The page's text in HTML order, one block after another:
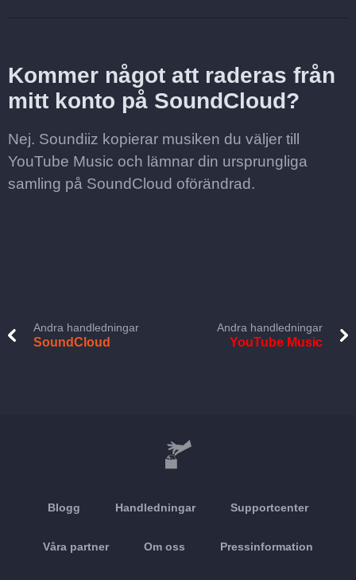
Kommer något att raderas från
mitt konto på SoundCloud?
Nej. Soundiiz kopierar musiken du väljer till
YouTube Music och lämnar din ursprungliga
samling på SoundCloud oförändrad.
Andra handledningar
SoundCloud
Andra handledningar
YouTube Music
Blogg Handledningar Supportcenter
Våra partner Om oss Pressinformation